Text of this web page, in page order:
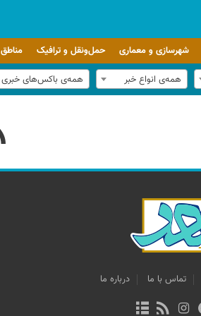
شهرسازی و معماری حمل‌ونقل و ترافیک مناطق
همه‌ی انواع خبر همه‌ی باکس‌های خبری
تماس با ما درباره ما